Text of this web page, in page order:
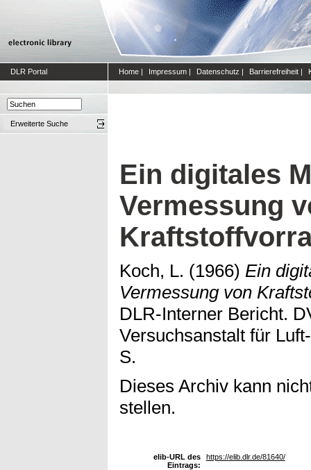
DLR Portal Home | Impressum | Datenschutz | Barrierefreiheit |
Erweiterte Suche
Ein digitales
Vermessung
Koch, L. (1966) Ein
Vermessung von
DLR-Interner Bericht.
Versuchsanstalt für
S.
Dieses Archiv kann
stellen.
elib-URL des
Eintrags:
https://elib.dlr.de/81640/